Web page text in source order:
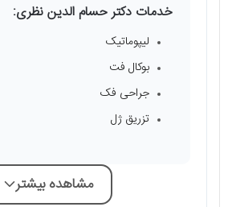
خدمات دکتر حسام الدین نظری:
لیپوماتیک
بوکال فت
جراحی فک
تزریق ژل
مشاهده بیشتر